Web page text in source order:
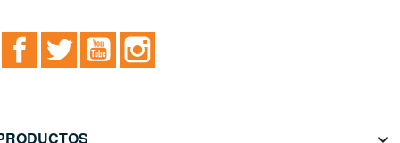
FacebookTwitter YouTube